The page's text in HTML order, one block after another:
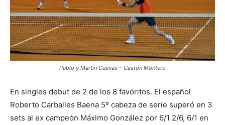
Pablo y Martín Cuevas – Gastón Montero
En singles debut de 2 de los 8 favoritos. El español
Roberto Carballes Baena 5º cabeza de serie superó en 3
sets al ex campeón Máximo González por 6/1 2/6, 6/1 en